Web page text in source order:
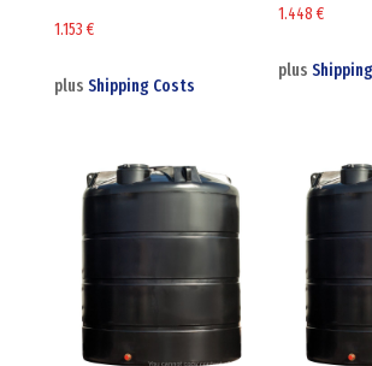
1.153 €
plus Shipping Costs
1.448€
plus